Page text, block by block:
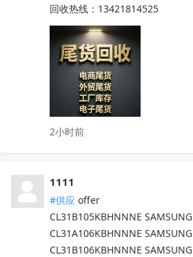
回收热线：13421814525
2小时前
1111
#供应 offer
CL31B105KBHNNNE SAMSUNG
CL31A106KBHNNNE SAMSUNG
CL31B106KBHNNNE SAMSUNG